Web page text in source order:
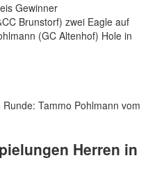
Gewinner
Brunstorf) zwei Eagle auf
(GC Altenhof) Hole in
Tammo Pohlmann vom
Herren in